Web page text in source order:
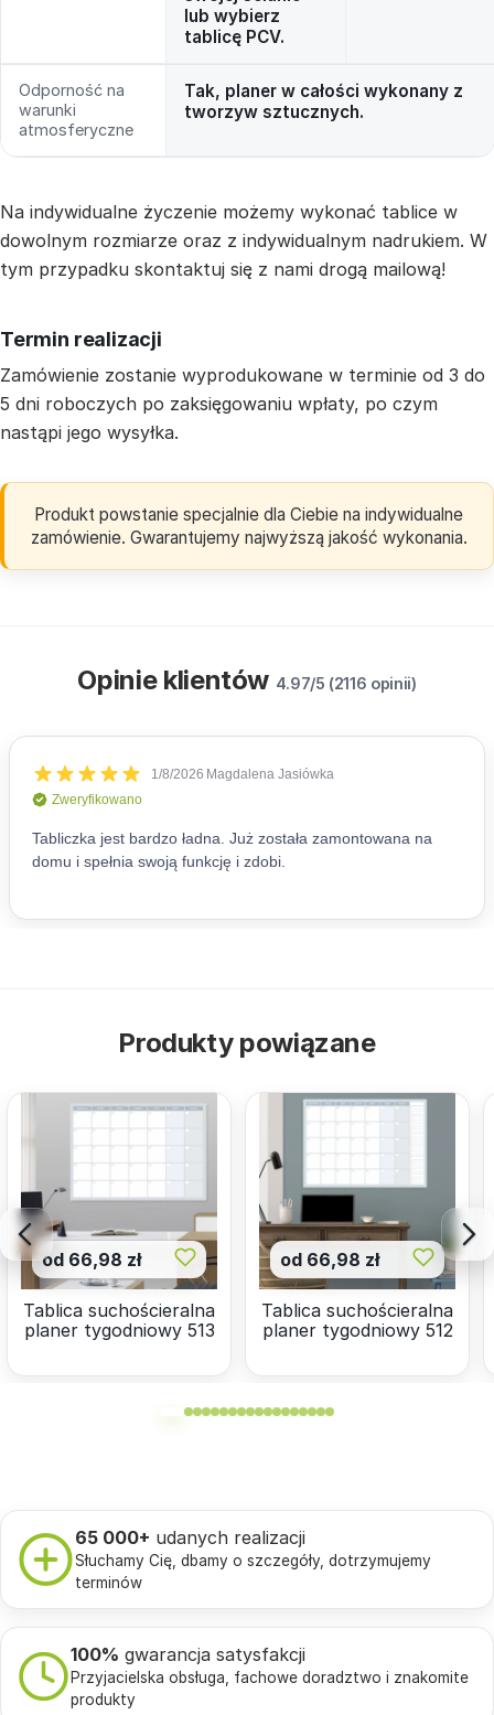
lub wybierz
tablicę PCV.
Odporność na
warunki
atmosferyczne
Tak, planer w całości wykonany z
tworzyw sztucznych.
Na indywidualne życzenie możemy wykonać tablice w
dowolnym rozmiarze oraz z indywidualnym nadrukiem. W
tym przypadku skontaktuj się z nami drogą mailową!
Termin realizacji
Zamówienie zostanie wyprodukowane w terminie od 3 do
5 dni roboczych po zaksięgowaniu wpłaty, po czym
nastąpi jego wysyłka.
Produkt powstanie specjalnie dla Ciebie na indywidualne
zamówienie. Gwarantujemy najwyższą jakość wykonania.
Opinie klientów 4.97/5 (2116 opinii)
Produkty powiązane
od 66,98 zł
Tablica suchościeralna
planer tygodniowy 513
od 66,98 zł
Tablica suchościeralna
planer tygodniowy 512
65 000+ udanych realizacji
Słuchamy Cię, dbamy o szczegóły, dotrzymujemy
terminów
100% gwarancja satysfakcji
Przyjacielska obsługa, fachowe doradztwo i znakomite
produkty